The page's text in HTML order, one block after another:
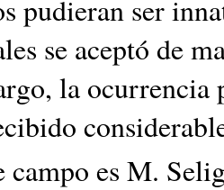
pudieran ser
se aceptó de
la ocurrencia
campo es M.